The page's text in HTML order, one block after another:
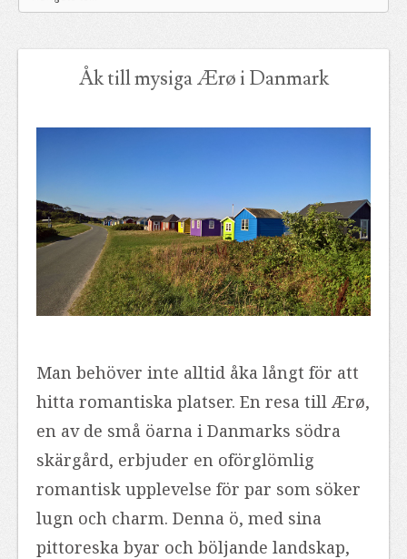
Åk till mysiga Ærø i Danmark
Man behöver inte alltid åka långt för att
hitta romantiska platser. En resa till Ærø,
en av de små öarna i Danmarks södra
skärgård, erbjuder en oförglömlig
romantisk upplevelse för par som söker
lugn och charm. Denna ö, med sina
pittoreska byar och böljande landskap,